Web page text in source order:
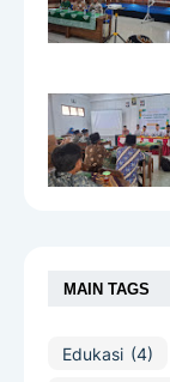
MAIN TAGS
Edukasi (4)